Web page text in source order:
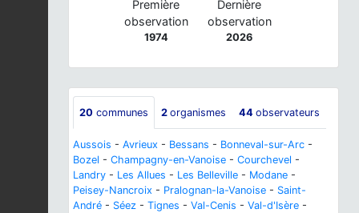
Première
observation
1974
Dernière
observation
2026
20 communes 2 organismes 44 observateurs
Aussois - Avrieux - Bessans - Bonneval-sur-Arc -
Bozel - Champagny-en-Vanoise - Courchevel -
Landry - Les Allues - Les Belleville - Modane -
Peisey-Nancroix - Pralognan-la-Vanoise - Saint-
André - Séez - Tignes - Val-Cenis - Val-d'Isère -